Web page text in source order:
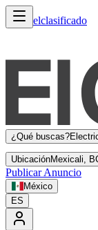
elclasificado
¿Qué buscas?
UbicaciónMexicali,
Publicar Anuncio
México
ES